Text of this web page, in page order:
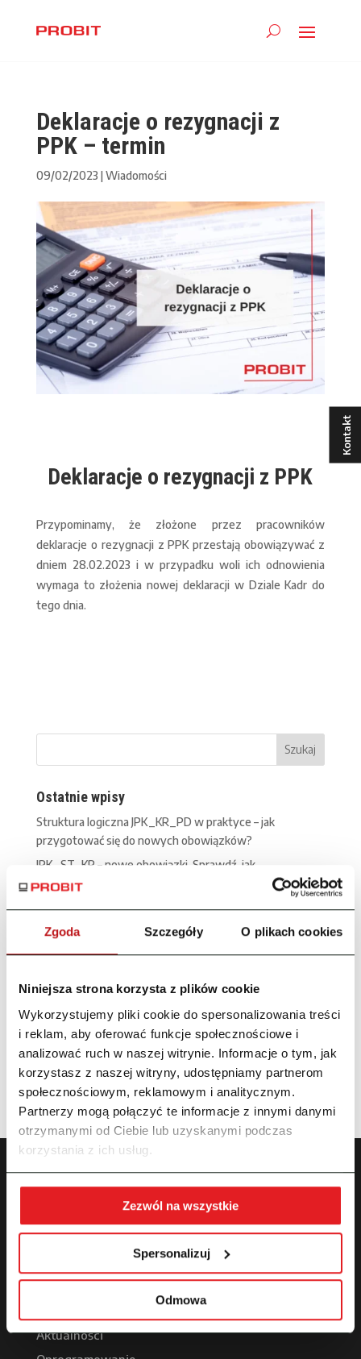
Zgoda Szczegóły O plikach cookies
Niniejsza strona korzysta z plików cookie
Wykorzystujemy pliki cookie do spersonalizowania treści
i reklam, aby oferować funkcje społecznościowe i
analizować ruch w naszej witrynie. Informacje o tym, jak
korzystasz z naszej witryny, udostępniamy partnerom
społecznościowym, reklamowym i analitycznym.
Partnerzy mogą połączyć te informacje z innymi danymi
otrzymanymi od Ciebie lub uzyskanymi podczas
korzystania z ich usług.
Zezwól na wszystkie
Spersonalizuj
Odmowa
Deklaracje o rezygnacji z
PPK – termin
09/02/2023 |Wiadomości
Deklaracje o rezygnacji z PPK
Przypominamy, że złożone przez pracowników
deklaracje o rezygnacji z PPK przestają obowiązywać z
dniem 28.02.2023 i w przypadku woli ich odnowienia
wymaga to złożenia nowej deklaracji w Dziale Kadr do
tego dnia.
Ostatnie wpisy
Struktura logiczna JPK_KR_PD w praktyce – jak
przygotować się do nowych obowiązków?
JPK_ST_KR – nowe obowiązki. Sprawdź, jak
przygotować się krok po kroku
Biblioteki stawiają na automatyzację i nowoczesność. Jak
wybrać program księgowy dla instytucji kultury?
Obowiązki i case study
Najnowsze komentarze
probit-admin- Nowe partnerstwo: PROBIT i Suncode
Marek Nowak
Nowe partnerstwo: PROBIT i Suncode
PROBIT Sp. z o.o.
Kariera
Aktualności
Kontakt